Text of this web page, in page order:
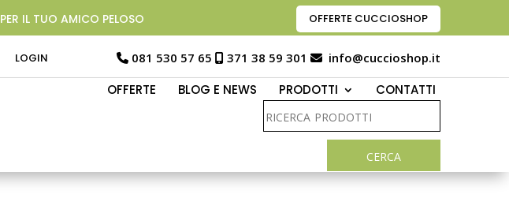
IL TUO AMICO PELOSO OFFERTE CUCCIOSHOP
LOGIN 081 530 57 65 371 38 59 301 info@cuccioshop.it
OFFERTE BLOG E NEWS PRODOTTI CONTATTI